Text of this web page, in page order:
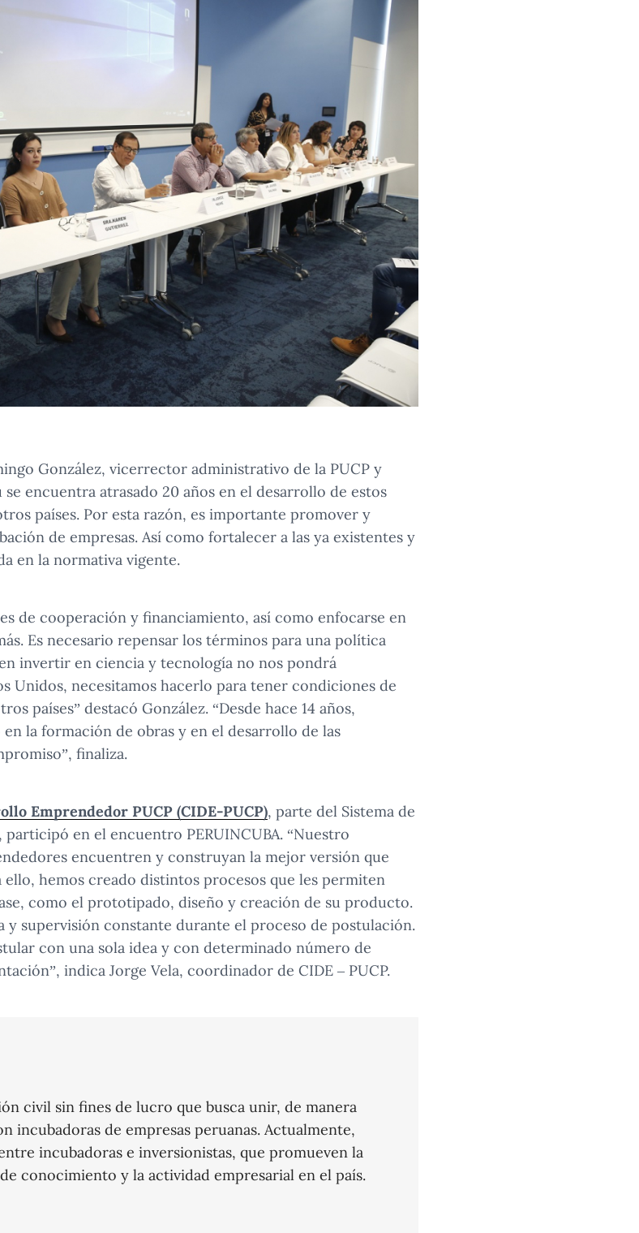
González, vicerrector administrativo de la PUCP y
se encuentra atrasado 20 años en el desarrollo de estos
países. Por esta razón, es importante promover y
de empresas. Así como fortalecer a las ya existentes y
en la normativa vigente.
de cooperación y financiamiento, así como enfocarse en
Es necesario repensar los términos para una política
invertir en ciencia y tecnología no nos pondrá
Unidos, necesitamos hacerlo para tener condiciones de
países” destacó González. “Desde hace 14 años,
la formación de obras y en el desarrollo de las
finaliza.
Emprendedor PUCP (CIDE-PUCP), parte del Sistema de
en el encuentro PERUINCUBA. “Nuestro
encuentren y construyan la mejor versión que
ello, hemos creado distintos procesos que les permiten
como el prototipado, diseño y creación de su producto.
y supervisión constante durante el proceso de postulación.
con una sola idea y con determinado número de
indica Jorge Vela, coordinador de CIDE – PUCP.
civil sin fines de lucro que busca unir, de manera
incubadoras de empresas peruanas. Actualmente,
incubadoras e inversionistas, que promueven la
conocimiento y la actividad empresarial en el país.